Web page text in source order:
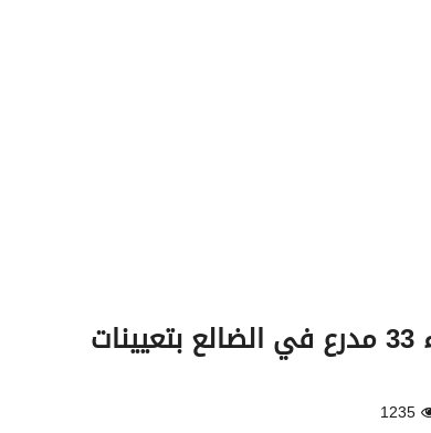
قرار رئاسي يُعيد تشكيل قيادة اللواء 33 مدرع في الضالع بتعيينات
1235